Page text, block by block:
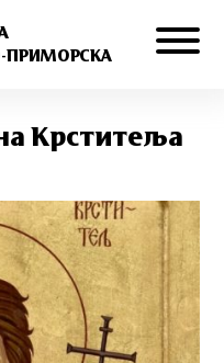
ПРИМОРСКА
Крститеља